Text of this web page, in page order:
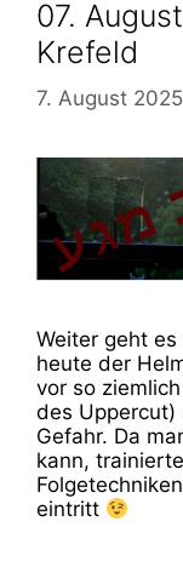
07.
Krefeld
7. August 2025
Weiter geht
heute der
vor so
des Uppercut)
Gefahr. Da
kann,
eintritt